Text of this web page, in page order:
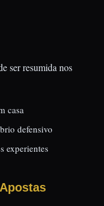
ser resumida nos
casa
defensivo
experientes